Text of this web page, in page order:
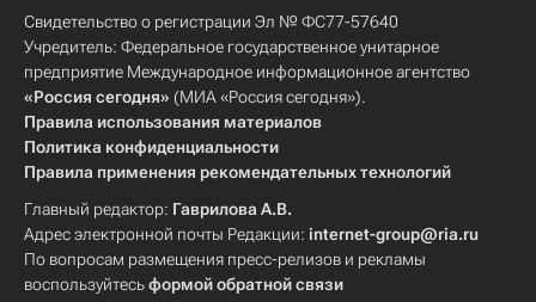
Свидетельство о регистрации Эл № ФС77-57640
Учредитель: Федеральное государственное унитарное
предприятие Международное информационное агентство
«Россия сегодня» (МИА «Россия сегодня»).
Правила использования материалов
Политика конфиденциальности
Правила применения рекомендательных технологий
Главный редактор: Гаврилова А.В.
Адрес электронной почты Редакции: internet-group@ria.ru
По вопросам размещения пресс-релизов и рекламы
воспользуйтесьформой обратной связи